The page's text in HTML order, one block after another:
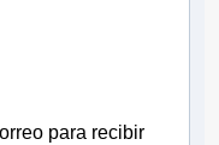
para recibir